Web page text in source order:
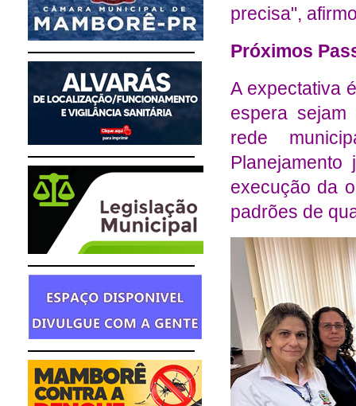
precisa",
Próximos
A expectativa
espera sejam
rede
execução da
padrões de